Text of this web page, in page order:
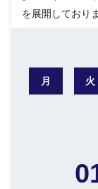
を展開しており
月 火